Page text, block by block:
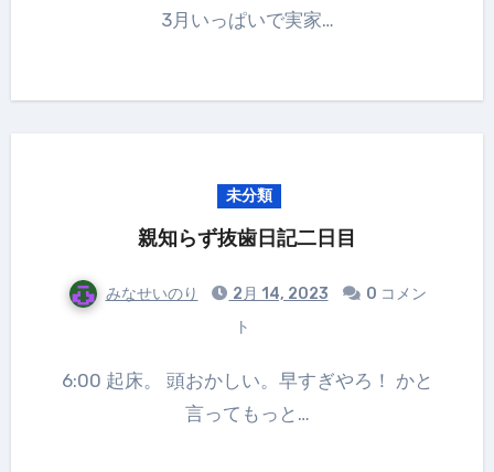
3月いっぱいで実家…
未分類
親知らず抜歯日記二日目
みなせいのり 2月 14, 2023
0 コメン
ト
6:00 起床。 頭おかしい。早すぎやろ！ かと
言ってもっと…